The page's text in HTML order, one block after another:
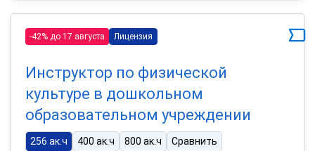
-42% до 17 августа Лицензия
Инструктор по физической
культуре в дошкольном
образовательном учреждении
256 ак.ч 400 ак.ч 800 ак.ч Сравнить